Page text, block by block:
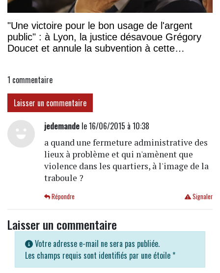
"Une victoire pour le bon usage de l'argent
public" : à Lyon, la justice désavoue Grégory
Doucet et annule la subvention à cette
1 commentaire
Laisser un commentaire
jedemandele 16/06/2015 à 10:38
a quand une fermeture administrative des
lieux à problème et qui n'amènent que
violence dans les quartiers, à l'image de la
traboule ?
Signaler
Répondre
Laisser un commentaire
Votre adresse e-mail ne sera pas publiée.
Les champs requis sont identifiés par une étoile *